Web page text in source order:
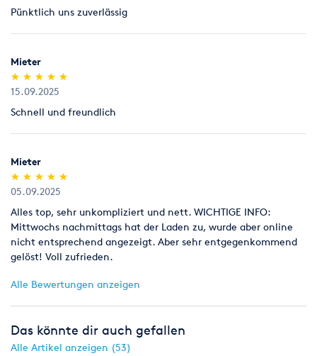
Legitimation
Als Neukunde bitten wir Sie einen gültigen amtlichen
(Personalausweis).
Pünktlich uns zuverlässig
Mieter
(*)
★
★
(*) ★
★
(*) ★
★
(*) ★
★
(*) ★
★
15.09.2025
Schnell und freundlich
Mieter
(*)
★
★
(*) ★
★
(*) ★
★
(*) ★
★
(*) ★
★
05.09.2025
Alles top, sehr unkompliziert und nett. WICHTIGE INFO:
Mittwochs nachmittags hat der Laden zu, wurde aber online
nicht entsprechend angezeigt. Aber sehr entgegenkommend
gelöst! Voll zufrieden.
Alle Bewertungen anzeigen
Das könnte dir auch gefallen
Alle Artikel anzeigen (53)